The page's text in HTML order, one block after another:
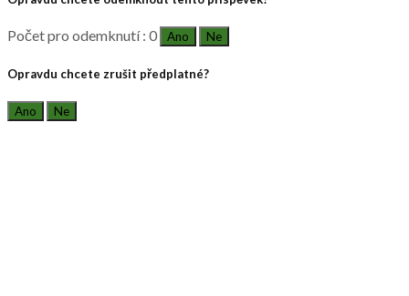
Počet pro odemknutí : 0 Ano Ne
Opravdu chcete zrušit předplatné?
Ano Ne